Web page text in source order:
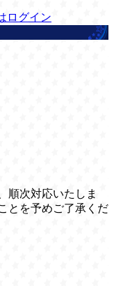
ログイン
順次対応いたしま
とを予めご了承くだ